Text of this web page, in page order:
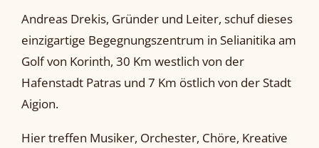
Andreas Drekis, Gründer und Leiter, schuf dieses
einzigartige Begegnungszentrum in Selianitika am
Golf von Korinth, 30 Km westlich von der
Hafenstadt Patras und 7 Km östlich von der Stadt
Aigion.
Hier treffen Musiker, Orchester, Chöre, Kreative